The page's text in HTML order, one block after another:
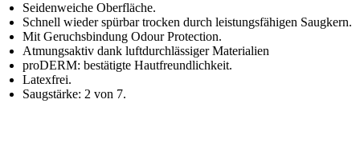
Seidenweiche Oberfläche.
Schnell wieder spürbar trocken durch leistungsfähigen Saugkern.
Mit Geruchsbindung Odour Protection.
Atmungsaktiv dank luftdurchlässiger Materialien
proDERM: bestätigte Hautfreundlichkeit.
Latexfrei.
Saugstärke: 2 von 7.